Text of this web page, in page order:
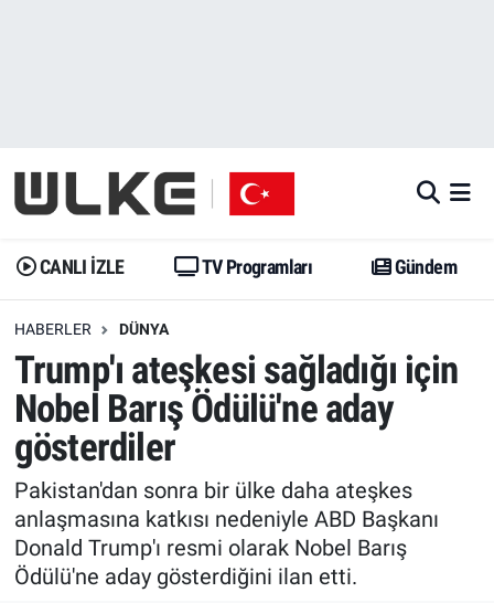
CANLI İZLE TV Programları Gündem
HABERLER DÜNYA
Trump'ı ateşkesi sağladığı için
Nobel Barış Ödülü'ne aday
gösterdiler
Pakistan'dan sonra bir ülke daha ateşkes
anlaşmasına katkısı nedeniyle ABD Başkanı
Donald Trump'ı resmi olarak Nobel Barış
Ödülü'ne aday gösterdiğini ilan etti.
Gündem
Dünya
Erişim Bilgileri
Ekonomi
Trend
Özel Haberler
Yazarlar
Gündem
Trend
Erişim Bilgileri
Spor
Ekonomi
Dünya
Medya
İstanbul Namaz Vakitleri
Trafik Durumu
Erişim Bilgileri
Tüm Manşetler
Son Dakika Haberleri
Haber Arşivi